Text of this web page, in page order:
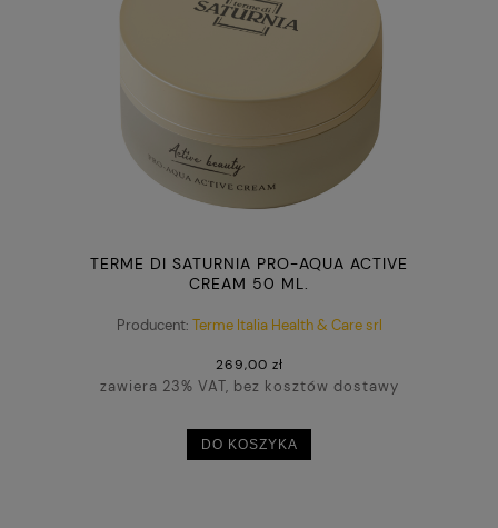
TERME DI SATURNIA PRO-AQUA ACTIVE
CREAM 50 ML.
Producent: Terme Italia Health & Care srl
269,00 zł
zawiera 23% VAT, bez kosztów dostawy
DO KOSZYKA